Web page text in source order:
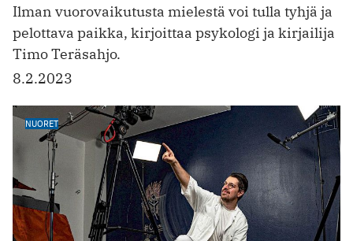
Ilman vuorovaikutusta mielestä voi tulla tyhjä ja
pelottava paikka, kirjoittaa psykologi ja kirjailija
Timo Teräsahjo.
8.2.2023
NUORET